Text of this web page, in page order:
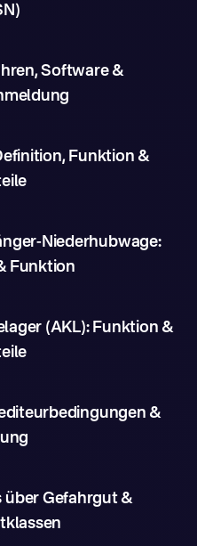
Software &
Funktion &
Niederhubwage:
Funktion
(AKL): Funktion &
&
über Gefahrgut &